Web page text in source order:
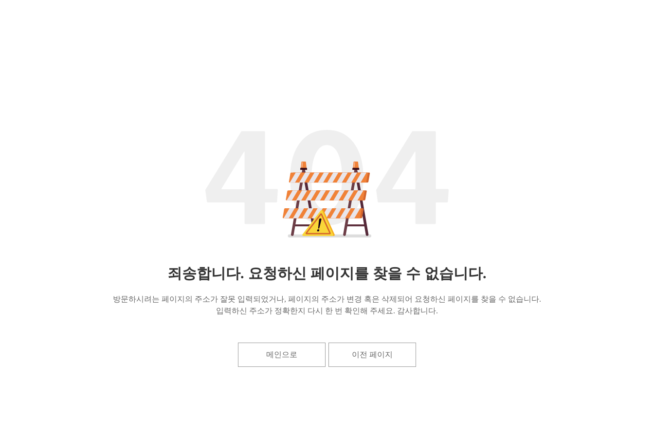
죄송합니다. 요청하신 페이지를 찾을 수 없습니다.
방문하시려는 페이지의 주소가 잘못 입력되었거나, 페이지의 주소가 변경 혹은 삭제되어 요청하신 페이지를 찾을 수 없습니다.
입력하신 주소가 정확한지 다시 한 번 확인해 주세요. 감사합니다.
메인으로 이전 페이지